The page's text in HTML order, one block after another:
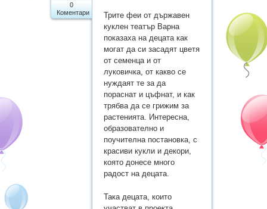
Бюджет
Административни услуги и
Вътрешни правила за
обществени поръчки
Профил на купувача
Процедури
Нормативна уредба
0
Коментари
Трите феи от държавен
куклен театър Варна
показаха на децата как
могат да си засадят цветя
от семенца и от
луковичка, от какво се
нуждаят те за да
пораснат и цъфнат, и как
трябва да се грижим за
растенията. Интересна,
образователно и
поучителна постановка, с
красиви кукли и декори,
която донесе много
радост на децата.
Така децата, които